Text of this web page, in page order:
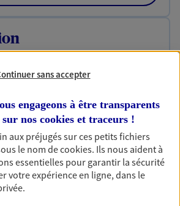
unique, comme vous. Le
assure votre sérénité en
vous tient à coeur.
UN TARIF EN LIGNE
Accidents de la Vie
jardinage, pâtissier en herbe
sans accepter
engageons à être transparents
nos cookies et traceurs !
aux préjugés sur ces petits fichiers
le nom decookies. Ils nous aident à
essentielles pour garantir la sécurité
votre expérience en ligne, dans le